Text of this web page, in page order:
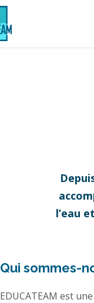
l’eau
Qui sommes-
EDUCATEAM est